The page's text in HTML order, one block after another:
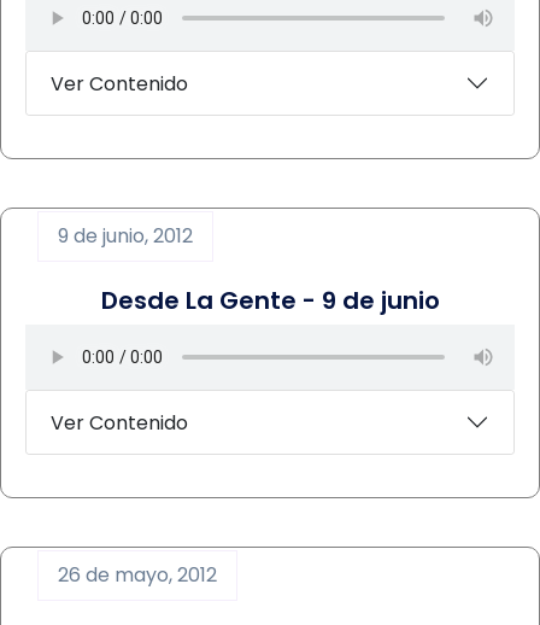
Ver Contenido
9 de junio, 2012
Desde La Gente - 9 de junio
Ver Contenido
26 de mayo, 2012